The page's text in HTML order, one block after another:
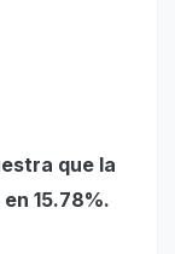
que la
15.78%.